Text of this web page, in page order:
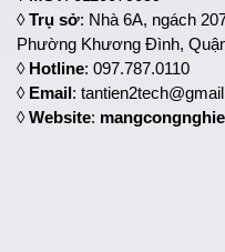
◊Trụ sở: Nhà 6A, ngách
Phường Khương Đình,
◊ Hotline: 097.787.0110
◊ Email:
◊Website: